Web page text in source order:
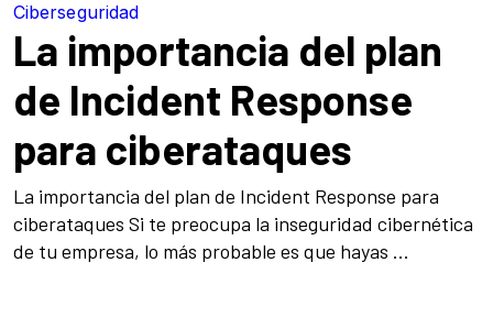
Ciberseguridad
La importancia del plan
de Incident Response
para ciberataques
La importancia del plan de Incident Response para
ciberataques Si te preocupa la inseguridad cibernética
de tu empresa, lo más probable es que hayas ...